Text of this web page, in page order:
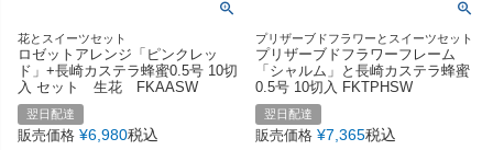
花とスイーツセット
ロゼットアレンジ「ピンクレッ
ド」+長崎カステラ蜂蜜0.5号 10切
入 セット 生花 FKAASW
翌日配達
販売価格 ¥6,980税込
プリザーブドフラワーとスイーツセット
プリザーブドフラワーフレーム
「シャルム」と長崎カステラ蜂蜜
0.5号 10切入 FKTPHSW
翌日配達
販売価格 ¥7,365税込